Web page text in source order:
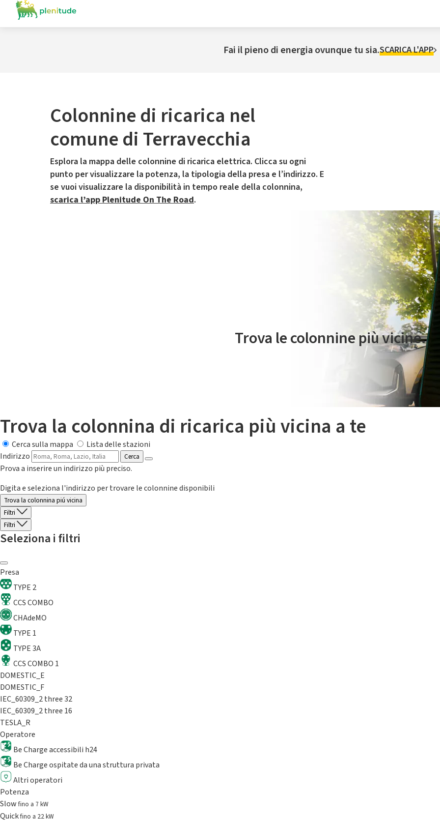
Fai il pieno di energia ovunque tu sia.SCARICA L'APP
Colonnine di ricarica nel
comune di Terravecchia
Esplora la mappa delle colonnine di ricarica elettrica. Clicca su ogni
punto per visualizzare la potenza, la tipologia della presa e l’indirizzo. E
se vuoi visualizzare la disponibilità in tempo reale della colonnina,
scarica l’app Plenitude On The Road.
Il servizio di mobilità elettrica è gestito da Plenitude On The Road
Trova le colonnine più vicine.
Trova la colonnina di ricarica più vicina a te
Cerca sulla mappa
Lista delle stazioni
Indirizzo
Cerca
Prova a inserire un indirizzo più preciso.
Digita e seleziona l'indirizzo per trovare le colonnine disponibili
Trova la colonnina piú vicina
Filtri
Filtri
Seleziona i filtri
Presa
TYPE 2
CCS COMBO
CHAdeMO
TYPE 1
TYPE 3A
CCS COMBO 1
DOMESTIC_E
DOMESTIC_F
IEC_60309_2 three 32
IEC_60309_2 three 16
TESLA_R
Operatore
Be Charge accessibili h24
Be Charge ospitate da una struttura privata
Altri operatori
Potenza
Slowfino a 7 kW
Quickfino a 22 kW